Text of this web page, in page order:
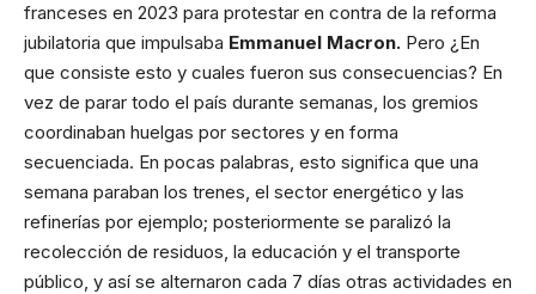
franceses en 2023 para protestar en contra de la reforma
jubilatoria que impulsaba Emmanuel Macron. Pero ¿En
que consiste esto y cuales fueron sus consecuencias? En
vez de parar todo el país durante semanas, los gremios
coordinaban huelgas por sectores y en forma
secuenciada. En pocas palabras, esto significa que una
semana paraban los trenes, el sector energético y las
refinerías por ejemplo; posteriormente se paralizó la
recolección de residuos, la educación y el transporte
público, y así se alternaron cada 7 días otras actividades en